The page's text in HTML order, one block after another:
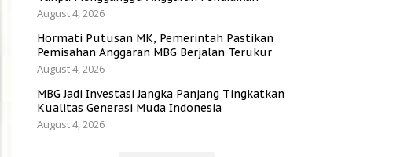
August 4, 2026
Hormati Putusan MK, Pemerintah Pastikan
Pemisahan Anggaran MBG Berjalan Terukur
August 4, 2026
MBG Jadi Investasi Jangka Panjang Tingkatkan
Kualitas Generasi Muda Indonesia
August 4, 2026